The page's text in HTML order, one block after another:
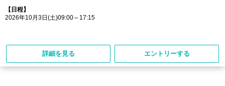
【日程】
2026年10月3日(土)09:00～17:15
詳細を見る エントリーする